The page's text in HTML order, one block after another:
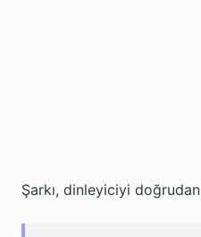
Şarkı, dinleyiciyi